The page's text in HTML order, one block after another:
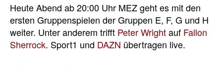
Heute Abend ab 20:00 Uhr MEZ geht es mit den
ersten Gruppenspielen der Gruppen E, F, G und H
weiter. Unter anderem trifft Peter Wrightauf Fallon
Sherrock. Sport1 und DAZN übertragen live.